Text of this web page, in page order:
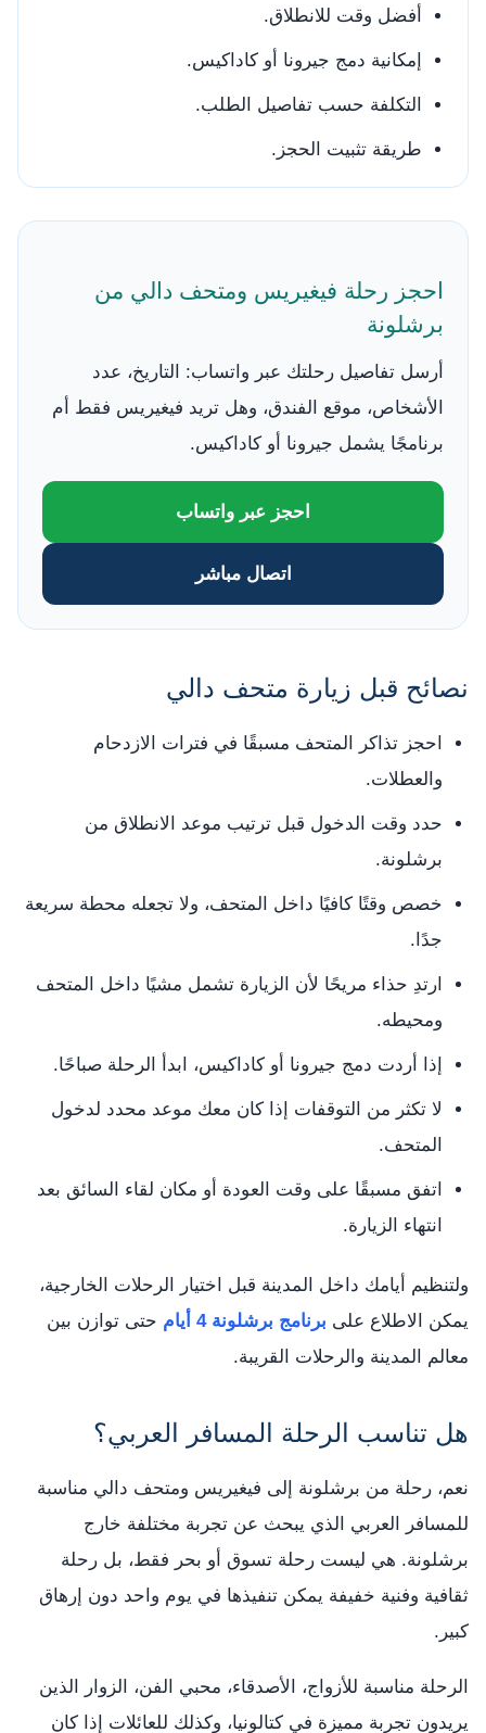
أفضل وقت للانطلاق.
إمكانية دمج جيرونا أو كاداكيس.
التكلفة حسب تفاصيل الطلب.
طريقة تثبيت الحجز.
احجز رحلة فيغيريس ومتحف دالي من
برشلونة
أرسل تفاصيل رحلتك عبر واتساب: التاريخ، عدد
الأشخاص، موقع الفندق، وهل تريد فيغيريس فقط أم
برنامجًا يشمل جيرونا أو كاداكيس.
احجز عبر واتساب
اتصال مباشر
نصائح قبل زيارة متحف دالي
احجز تذاكر المتحف مسبقًا في فترات الازدحام
والعطلات.
حدد وقت الدخول قبل ترتيب موعد الانطلاق من
برشلونة.
خصص وقتًا كافيًا داخل المتحف، ولا تجعله محطة سريعة
جدًا.
ارتدِ حذاء مريحًا لأن الزيارة تشمل مشيًا داخل المتحف
ومحيطه.
إذا أردت دمج جيرونا أو كاداكيس، ابدأ الرحلة صباحًا.
لا تكثر من التوقفات إذا كان معك موعد محدد لدخول
المتحف.
اتفق مسبقًا على وقت العودة أو مكان لقاء السائق بعد
انتهاء الزيارة.
ولتنظيم أيامك داخل المدينة قبل اختيار الرحلات الخارجية،
يمكن الاطلاع على برنامج برشلونة 4 أيام
حتى توازن بين
معالم المدينة والرحلات القريبة.
هل تناسب الرحلة المسافر العربي؟
نعم، رحلة من برشلونة إلى فيغيريس ومتحف دالي مناسبة
للمسافر العربي الذي يبحث عن تجربة مختلفة خارج
برشلونة. هي ليست رحلة تسوق أو بحر فقط، بل رحلة
ثقافية وفنية خفيفة يمكن تنفيذها في يوم واحد دون إرهاق
كبير.
الرحلة مناسبة للأزواج، الأصدقاء، محبي الفن، الزوار الذين
يريدون تجربة مميزة في كتالونيا، وكذلك للعائلات إذا كان